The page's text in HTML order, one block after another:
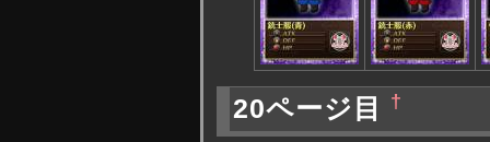
20ページ目 †